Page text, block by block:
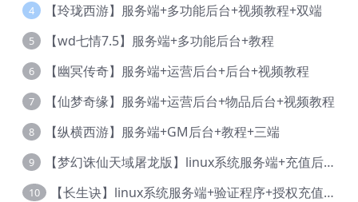
4 【玲珑西游】服务端+多功能后台+视频教程+双端
5 【wd七情7.5】服务端+多功能后台+教程
6 【幽冥传奇】服务端+运营后台+后台+视频教程
7 【仙梦奇缘】服务端+运营后台+物品后台+视频教程
8 【纵横西游】服务端+GM后台+教程+三端
9 【梦幻诛仙天域屠龙版】linux系统服务端+充值后台+本地验证+详细视频教程
10 【长生诀】linux系统服务端+验证程序+授权充值后台+安卓简体客户端+视频教程